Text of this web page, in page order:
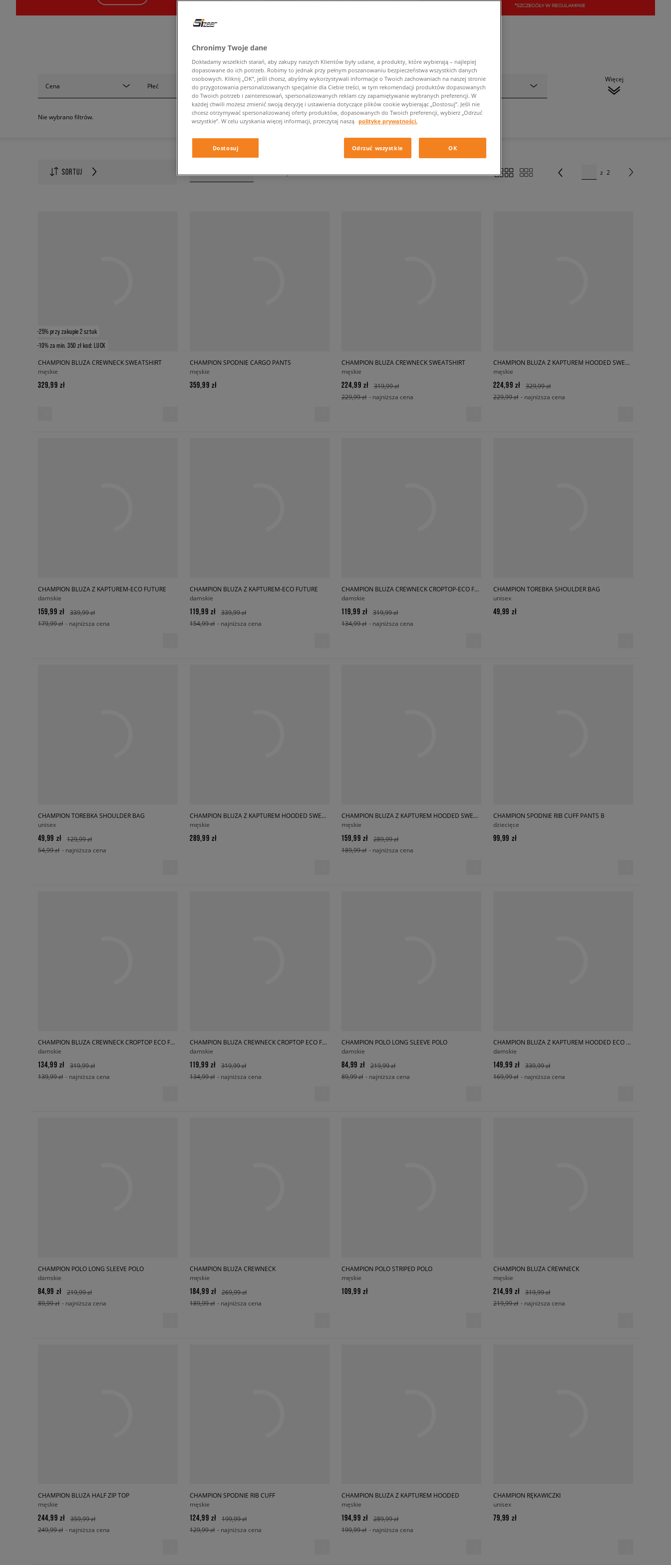
SORTUJ z 2
Cena Płeć Kategoria Rozmiar Kolor
Więcej
Nie wybrano filtrów.
-25% przy zakupie 2 sztuk
-10% za min. 350 zł kod: LUCK
CHAMPION BLUZA CREWNECK SWEATSHIRT
męskie
329,99 zł
CHAMPION SPODNIE CARGO PANTS
męskie
359,99 zł
CHAMPION BLUZA CREWNECK SWEATSHIRT
męskie
224,99 zł
319,99 zł
229,99 zł - najniższa cena
CHAMPION BLUZA Z KAPTUREM HOODED SWEATSHIRT
męskie
224,99 zł
329,99 zł
229,99 zł - najniższa cena
CHAMPION BLUZA Z KAPTUREM-ECO FUTURE
damskie
159,99 zł
339,99 zł
179,99 zł - najniższa cena
CHAMPION BLUZA Z KAPTUREM-ECO FUTURE
damskie
119,99 zł
339,99 zł
154,99 zł - najniższa cena
CHAMPION BLUZA CREWNECK CROPTOP-ECO FUTURE
damskie
119,99 zł
319,99 zł
134,99 zł - najniższa cena
CHAMPION TOREBKA SHOULDER BAG
unisex
49,99 zł
CHAMPION TOREBKA SHOULDER BAG
unisex
49,99 zł
129,99 zł
54,99 zł - najniższa cena
CHAMPION BLUZA Z KAPTUREM HOODED SWEATSHIRT
męskie
289,99 zł
CHAMPION BLUZA Z KAPTUREM HOODED SWEATSHIRT
męskie
159,99 zł
289,99 zł
189,99 zł - najniższa cena
CHAMPION SPODNIE RIB CUFF PANTS B
dziecięce
99,99 zł
CHAMPION BLUZA CREWNECK CROPTOP ECO FUTURE
damskie
134,99 zł
319,99 zł
139,99 zł - najniższa cena
CHAMPION BLUZA CREWNECK CROPTOP ECO FUTURE
damskie
119,99 zł
319,99 zł
134,99 zł - najniższa cena
CHAMPION POLO LONG SLEEVE POLO
damskie
84,99 zł
219,99 zł
89,99 zł - najniższa cena
CHAMPION BLUZA Z KAPTUREM HOODED ECO FUTURE
damskie
149,99 zł
339,99 zł
169,99 zł - najniższa cena
CHAMPION POLO LONG SLEEVE POLO
damskie
84,99 zł
219,99 zł
89,99 zł - najniższa cena
CHAMPION BLUZA CREWNECK
męskie
184,99 zł
269,99 zł
189,99 zł - najniższa cena
CHAMPION POLO STRIPED POLO
męskie
109,99 zł
CHAMPION BLUZA CREWNECK
męskie
214,99 zł
319,99 zł
219,99 zł - najniższa cena
CHAMPION BLUZA HALF ZIP TOP
męskie
244,99 zł
359,99 zł
249,99 zł - najniższa cena
CHAMPION SPODNIE RIB CUFF
męskie
124,99 zł
199,99 zł
129,99 zł - najniższa cena
CHAMPION BLUZA Z KAPTUREM HOODED
męskie
194,99 zł
289,99 zł
199,99 zł - najniższa cena
CHAMPION RĘKAWICZKI
unisex
79,99 zł
Chronimy Twoje dane
Dokładamy wszelkich starań, aby zakupy naszych Klientów były udane, a produkty, które wybierają – najlepiej
dopasowane do ich potrzeb. Robimy to jednak przy pełnym poszanowaniu bezpieczeństwa wszystkich danych
osobowych. Kliknij „OK”, jeśli chcesz, abyśmy wykorzystywali informacje o Twoich zachowaniach na naszej stronie
do przygotowania personalizowanych specjalnie dla Ciebie treści, w tym rekomendacji produktów dopasowanych
do Twoich potrzeb i zainteresowań, spersonalizowanych reklam czy zapamiętywanie wybranych preferencji. W
każdej chwili możesz zmienić swoją decyzję i ustawienia dotyczące plików cookie wybierając „Dostosuj”. Jeśli nie
chcesz otrzymywać spersonalizowanej oferty produktów, dopasowanych do Twoich preferencji, wybierz „Odrzuć
wszystkie”. W celu uzyskania więcej informacji, przeczytaj naszą politykę prywatności.
Dostosuj Odrzuć wszystkie OK